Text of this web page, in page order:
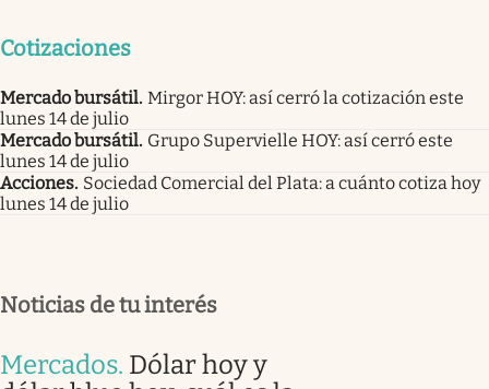
Cotizaciones
Mercado bursátil. Mirgor HOY: así cerró la cotización este
lunes 14 de julio
Mercado bursátil. Grupo Supervielle HOY: así cerró este
lunes 14 de julio
Acciones. Sociedad Comercial del Plata: a cuánto cotiza hoy
lunes 14 de julio
Noticias de tu interés
Mercados. Dólar hoy y